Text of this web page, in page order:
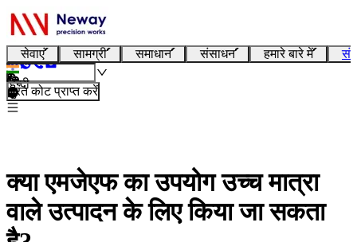
सेवाएं सामग्री समाधान संसाधन हमारे बारे में
हिन्दी
तुरंत कोट प्राप्त करें
क्या एमजेएफ का उपयोग उच्च मात्रा
वाले उत्पादन के लिए किया जा सकता